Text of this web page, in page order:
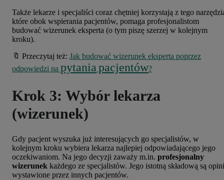
Także lekarze i specjaliści coraz chętniej korzystają z tego
które obok wspierania pacjentów, pomaga profesjonalistom
budować wizerunek eksperta (o tym piszę szerzej w kolejnym
kroku).
🔖 Przeczytaj też: Jak budować wizerunek eksperta poprzez
odpowiedzi na pytania pacjentów?
Krok 3: Wybór lekarza
(wizerunek)
Gdy pacjent wyszuka już interesujących go specjalistów, w
kolejnym kroku wybiera lekarza najlepiej odpowiadającego jego
oczekiwaniom. Na jego decyzji zaważy m.in. profesjonalny
wizerunek każdego ze specjalistów. Jego istotną składową są
wystawione przez innych pacjentów.